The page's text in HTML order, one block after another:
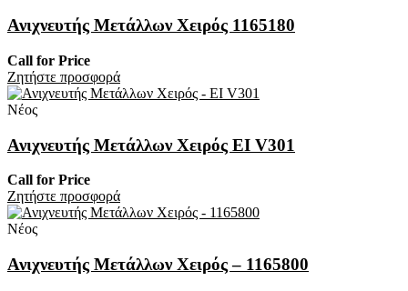
Ανιχνευτής Μετάλλων Χειρός 1165180
Call for Price
Zητήστε προσφορά
Νέος
Ανιχνευτής Μετάλλων Χειρός EI V301
Call for Price
Zητήστε προσφορά
Νέος
Ανιχνευτής Μετάλλων Χειρός – 1165800